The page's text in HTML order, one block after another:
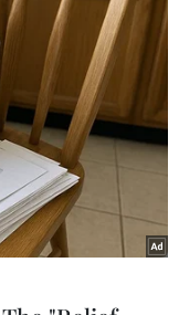
#Bánh mì Nutella
Italy